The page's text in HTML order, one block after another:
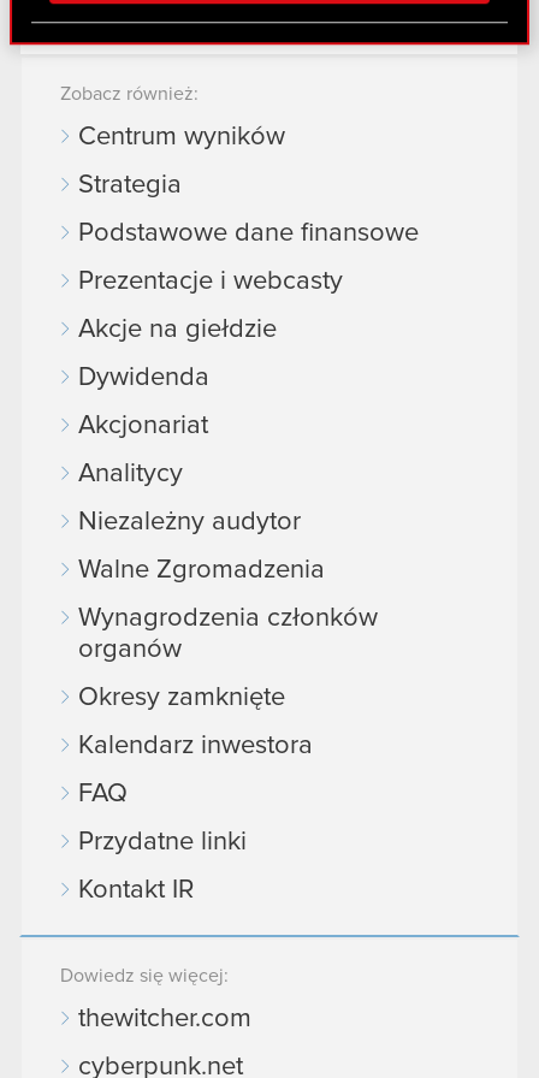
Partnerzy mogą połączyć te informacje z innymi
danymi otrzymanymi od Ciebie lub uzyskanymi
korzystanie z naszej witryny, zgadasz się na
używanie plików cookie.
Zobacz również:
Centrum wyników
Strategia
Podstawowe dane finansowe
Prezentacje i webcasty
Akcje na giełdzie
Dywidenda
Akcjonariat
Analitycy
Niezależny audytor
Walne Zgromadzenia
Wynagrodzenia członków
organów
Okresy zamknięte
Kalendarz inwestora
FAQ
Przydatne linki
Kontakt IR
Dowiedz się więcej:
thewitcher.com
cyberpunk.net